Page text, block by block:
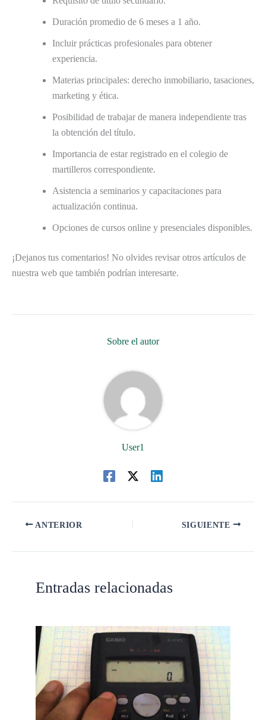
Duración promedio de 6 meses a 1 año.
Incluir prácticas profesionales para obtener
experiencia.
Materias principales: derecho inmobiliario, tasaciones,
marketing y ética.
Posibilidad de trabajar de manera independiente tras
la obtención del título.
Importancia de estar registrado en el colegio de
martilleros correspondiente.
Asistencia a seminarios y capacitaciones para
actualización continua.
Opciones de cursos online y presenciales disponibles.
¡Dejanos tus comentarios! No olvides revisar otros artículos de
nuestra web que también podrían interesarte.
Sobre el autor
User1
ANTERIOR SIGUIENTE
Entradas relacionadas